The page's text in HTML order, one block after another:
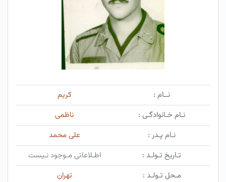
نــام :
کریم
نـام خـانوادگـی :
ناظمی
نـام پـدر :
علی محمد
تـاریخ تـولـد :
اطـلاعاتی مـوجود نـیست
مـحل تـولـد :
تهران